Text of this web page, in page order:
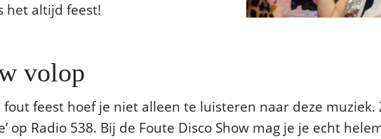
het altijd feest!
volop
feest hoef je niet alleen te luisteren naar deze muziek.
op Radio 538. Bij de Foute Disco Show mag je je echt